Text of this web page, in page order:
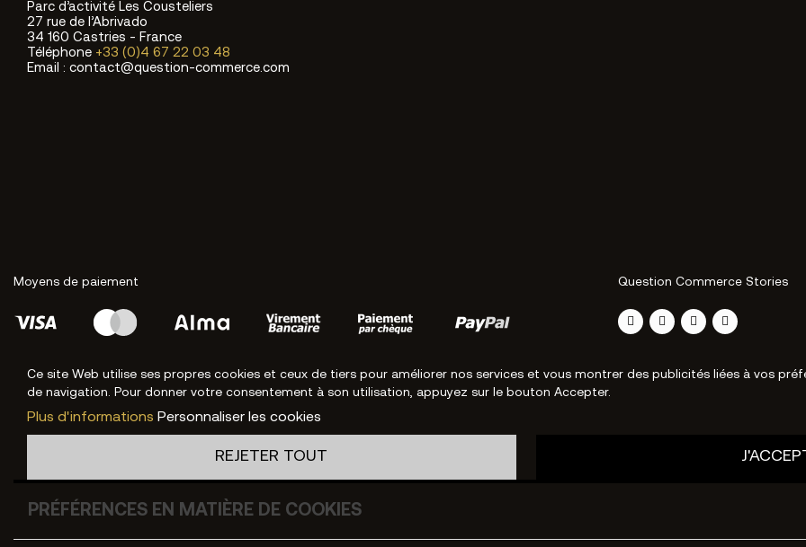
Parc d’activité Les Cousteliers
27 rue de l’Abrivado
34 160 Castries - France
Téléphone +33 (0)4 67 22 03 48
Email : contact@question-commerce.com
Moyens de paiement Question Commerce Stories
Ce site Web utilise ses propres cookies et ceux de tiers pour améliorer nos services et vous montrer des publicités liées à vos
de navigation. Pour donner votre consentement à son utilisation, appuyez sur le bouton Accepter.
Plus d'informations Personnaliser les cookies
REJETER TOUT
PRÉFÉRENCES EN MATIÈRE DE COOKIES